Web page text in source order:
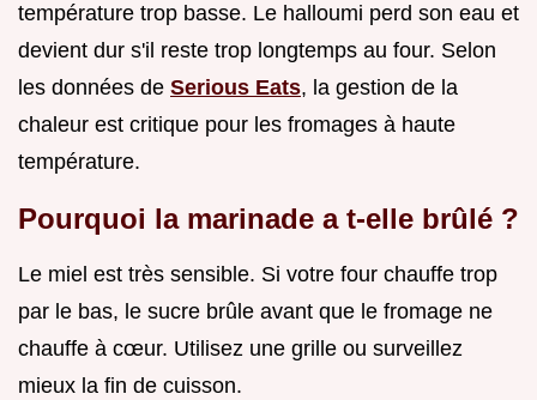
température trop basse. Le halloumi perd son eau et
devient dur s'il reste trop longtemps au four. Selon
les données de Serious Eats, la gestion de la
chaleur est critique pour les fromages à haute
température.
Pourquoi la marinade a t-elle brûlé ?
Le miel est très sensible. Si votre four chauffe trop
par le bas, le sucre brûle avant que le fromage ne
chauffe à cœur. Utilisez une grille ou surveillez
mieux la fin de cuisson.